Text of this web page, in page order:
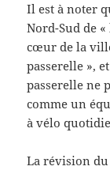
Il est à noter
Nord-Sud de
cœur de la
passerelle »,
passerelle ne
comme un
à vélo
La révision